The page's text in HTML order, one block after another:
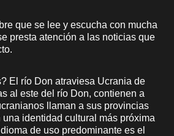
que se lee y escucha con mucha
presta atención a las noticias que
El río Don atraviesa Ucrania de
al este del río Don, contienen a
llaman a sus provincias
una identidad cultural más próxima
de uso predominante es el